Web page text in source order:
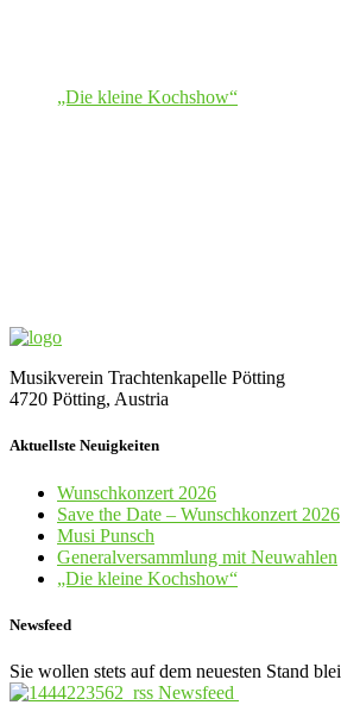
„Die kleine Kochshow“
Musikverein Trachtenkapelle Pötting
4720 Pötting, Austria
Aktuellste Neuigkeiten
Wunschkonzert 2026
Save the Date – Wunschkonzert 2026
Musi Punsch
Generalversammlung mit Neuwahlen
„Die kleine Kochshow“
Newsfeed
Sie wollen stets auf dem neuesten Stand
Newsfeed